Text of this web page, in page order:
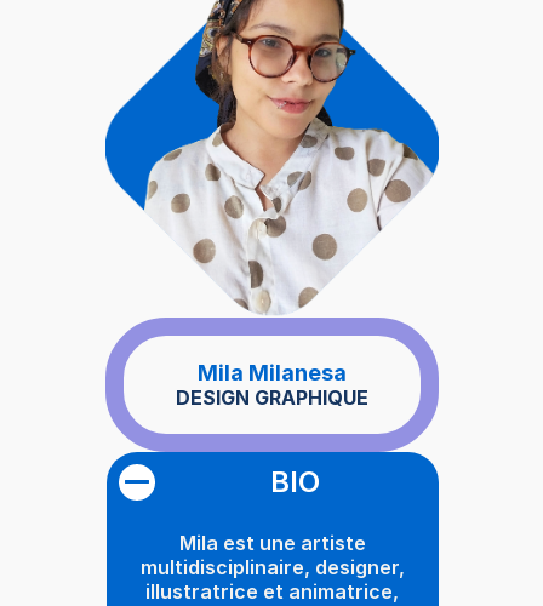
Mila Milanesa
DESIGN GRAPHIQUE
BIO
Mila est une artiste
multidisciplinaire, designer,
illustratrice et animatrice,